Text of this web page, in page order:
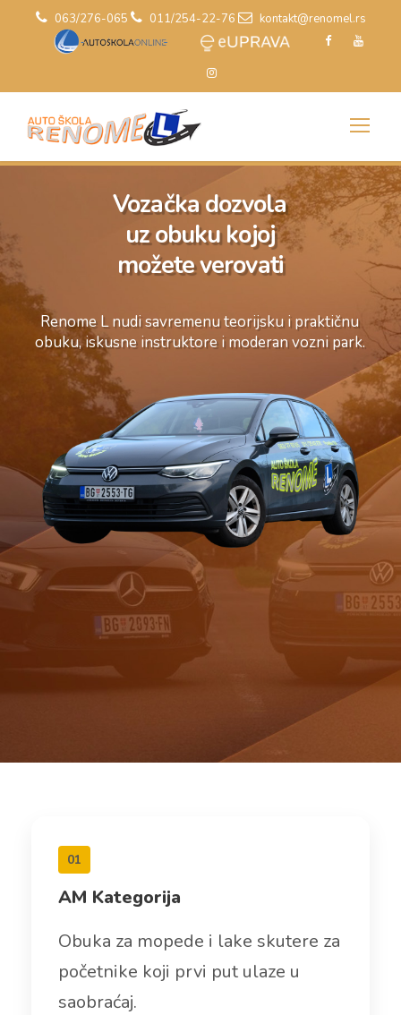
063/276-065 011/254-22-76 kontakt@renomel.rs
Renome L nudi savremenu teorijsku i praktičnu
obuku, iskusne instruktore i moderan vozni park.
Vozačka dozvola
uz obuku kojoj
možete verovati
01
AM Kategorija
Obuka za mopede i lake skutere za
početnike koji prvi put ulaze u
saobraćaj.